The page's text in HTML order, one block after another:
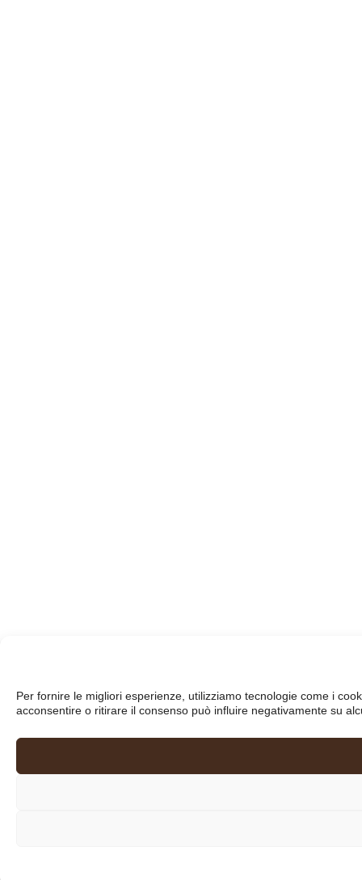
Per fornire le migliori esperienze, utilizziamo tecnologie come i
acconsentire o ritirare il consenso può influire negativamente su